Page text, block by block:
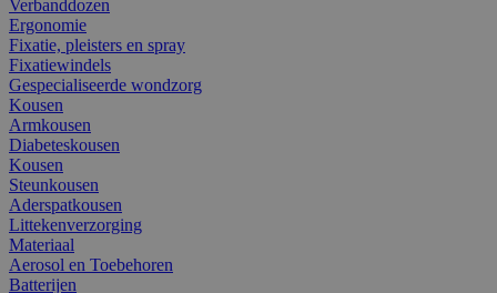
Verbanddozen
Ergonomie
Fixatie, pleisters en spray
Fixatiewindels
Gespecialiseerde wondzorg
Kousen
Armkousen
Diabeteskousen
Kousen
Steunkousen
Aderspatkousen
Littekenverzorging
Materiaal
Aerosol en Toebehoren
Batterijen